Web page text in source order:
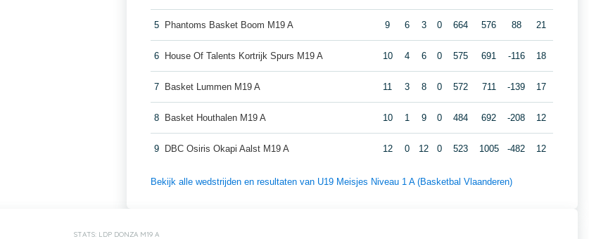
5 Phantoms Basket Boom M19 A 9 6 3 0 664 576 88 21
6 House Of Talents Kortrijk Spurs M19 A 10 4 6 0 575 691 -116 18
7 Basket Lummen M19 A 11 3 8 0 572 711 -139 17
8 Basket Houthalen M19 A 10 1 9 0 484 692 -208 12
9 DBC Osiris Okapi Aalst M19 A 12 0 12 0 523 1005 -482 12
Bekijk alle wedstrijden en resultaten van U19 Meisjes Niveau 1 A (Basketbal Vlaanderen)
STATS: LDP DONZA M19 A